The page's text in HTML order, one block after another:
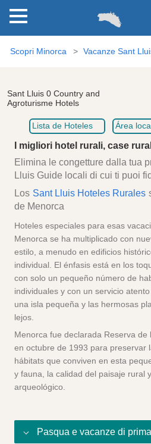
Scopri Minorca Vacanze Sant
Sant Lluis 0 Country and
Agroturisme Hotels
Lista de Hoteles Área
I migliori hotel rurali, case
Elimina le congetture dalla tua
Lluis Guide locali di cui ti puoi
Los Sant Lluis Hoteles Rurales
de Menorca
Hoteles especiales para esas
Menorca se ha multiplicado con
estilo, a menudo en edificios
individual. El énfasis está en los
con solo un pequeño número de
individuales y con un servicio
una isla pequeña y las hermosas
lejos.
Menorca fue declarada Reserva de
en octubre de 1993 para preservar
hábitats que conviven en esta
y fauna, la calidad del paisaje rural
arqueológico.
Pasqua e vacanze di